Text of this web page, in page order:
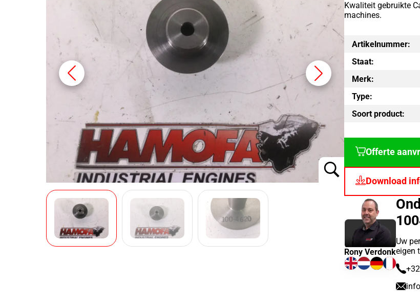
Kwaliteit gebruikte
machines.
Artikelnummer:
Staat:
Merk:
Type:
Soort product:
Offerte
Download
Uw
eigen
Rony Verdonk